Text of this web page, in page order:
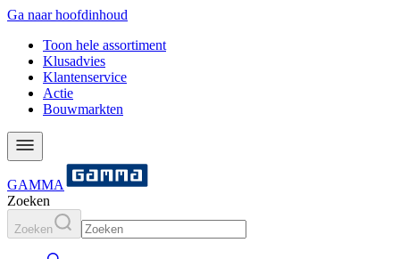
Ga naar hoofdinhoud
Toon hele assortiment
Klusadvies
Klantenservice
Actie
Bouwmarkten
GAMMA
Zoeken
Zoeken